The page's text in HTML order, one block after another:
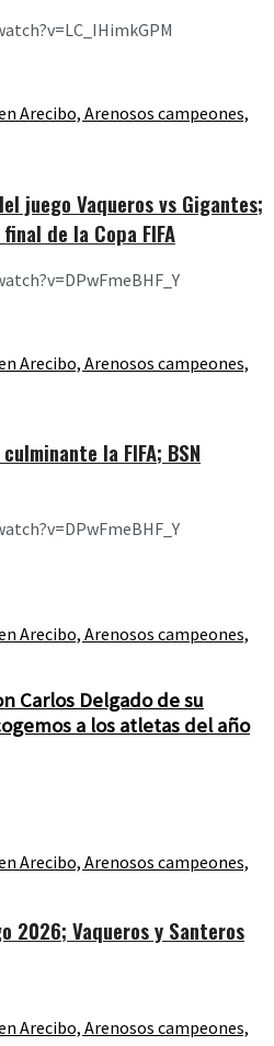
juego Vaqueros vs Gigantes;
de la Copa FIFA
la FIFA; BSN
Carlos Delgado de su
a los atletas del año
2026; Vaqueros y Santeros